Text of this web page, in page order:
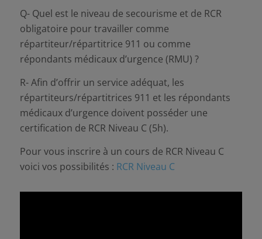
Q- Quel est le niveau de secourisme et de RCR
obligatoire pour travailler comme
répartiteur/répartitrice 911 ou comme
répondants médicaux d’urgence (RMU) ?
R- Afin d’offrir un service adéquat, les
répartiteurs/répartitrices 911 et les répondants
médicaux d’urgence doivent posséder une
certification de RCR Niveau C (5h).
Pour vous inscrire à un cours de RCR Niveau C
voici vos possibilités : RCR Niveau C